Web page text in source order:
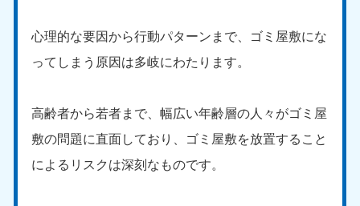
心理的な要因から行動パターンまで、ゴミ屋敷にな
ってしまう原因は多岐にわたります。
高齢者から若者まで、幅広い年齢層の人々がゴミ屋
敷の問題に直面しており、ゴミ屋敷を放置すること
によるリスクは深刻なものです。